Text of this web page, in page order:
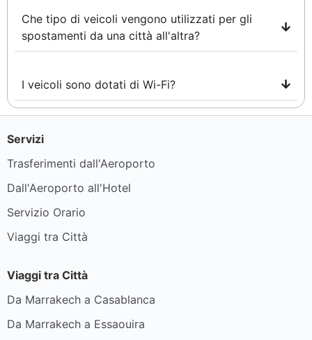
Che tipo di veicoli vengono utilizzati per gli
spostamenti da una città all'altra?
I veicoli sono dotati di Wi-Fi?
Servizi
Trasferimenti dall'Aeroporto
Dall'Aeroporto all'Hotel
Servizio Orario
Viaggi tra Città
Viaggi tra Città
Da Marrakech a Casablanca
Da Marrakech a Essaouira